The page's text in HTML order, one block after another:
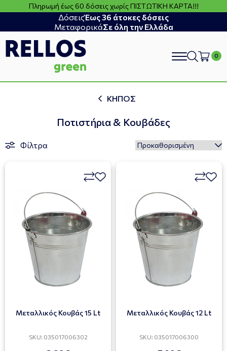
Πληρωμή έως 60 δόσεις χωρίς ΠΙΣΤΩΤΙΚΗ ΚΑΡΤΑ!!!
ΔόσειςΈως 36 άτοκες δόσεις
ΜεταφορικάΣε όλη την Ελλάδα
search
ΚΗΠΟΣ
Ποτιστήρια & Κουβάδες
Φίλτρα
Μεταλλικός Κουβάς 15 Lt
SKU: 035017006302
Μεταλλικός Κουβάς 12 Lt
SKU: 035017006300